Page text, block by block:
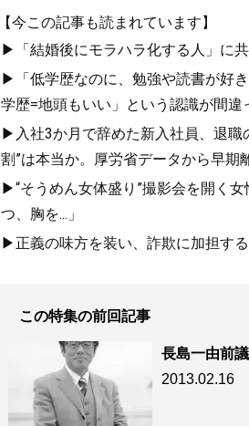
【今この記事も読まれています】
▶「結婚後にモラハラ化する人」に
▶「低学歴なのに、勉強や読書が好
学歴=地頭もいい」という認識が間違
▶入社3か月で辞めた新入社員、退職
割”は本当か。厚労省データから早期
▶“そうめん女体盛り”撮影会を開く
つ、胸を...」
▶正義の味方を装い、詐欺に加担す
この特集の前回記事
長島一由前
2013.02.16